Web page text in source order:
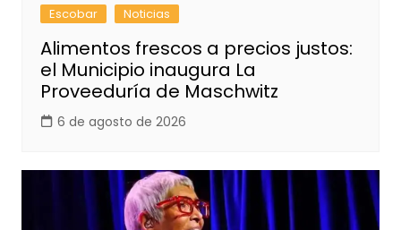
Escobar Noticias
Alimentos frescos a precios justos:
el Municipio inaugura La
Proveeduría de Maschwitz
6 de agosto de 2026